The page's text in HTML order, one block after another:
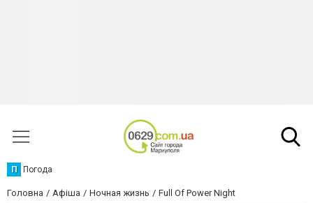
П Погода
Головна Афіша Ночная жизнь Full Of Power Night